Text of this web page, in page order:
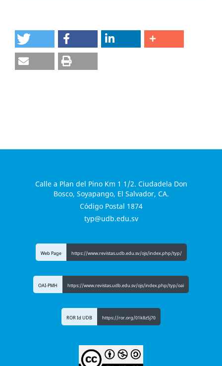
Calle a Plan del Pino Km 1 1/2. Ciudadela Don
Bosco, Soyapango, El Salvador, CA.
Código Postal 1874
typ@udb.edu.sv
Web Page https://www.revistas.udb.edu.sv/ojs/index.php/typ/
OAI-PMH https://www.revistas.udb.edu.sv/ojs/index.php/typ/oai
ROR Id UDB https://ror.org/01k8z5j70